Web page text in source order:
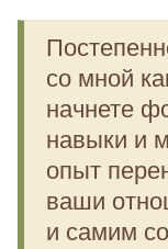
со мной
начнете
навыки и
опыт
ваши
и самим